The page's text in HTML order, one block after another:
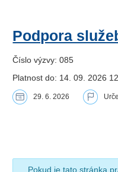
Podpora
Číslo výzvy: 085
Platnost do: 14. 09. 2026
29. 6. 2026
Pokud je tato stránka